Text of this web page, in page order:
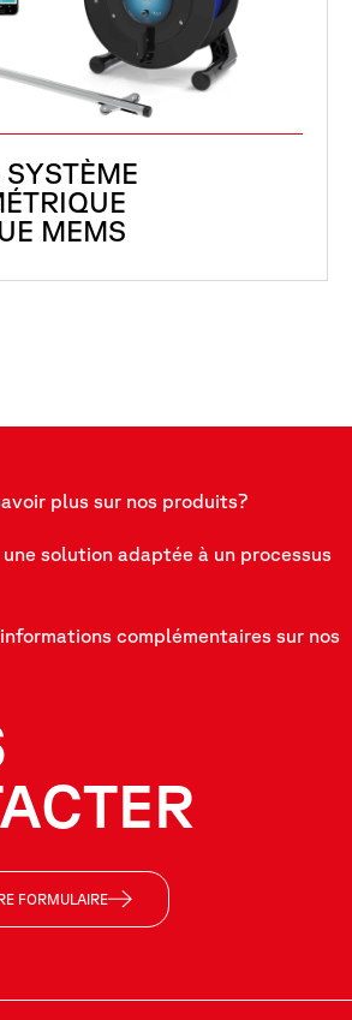
MEMS
plus sur nos produits?
solution adaptée à un processus
complémentaires sur nos
FORMULAIRE